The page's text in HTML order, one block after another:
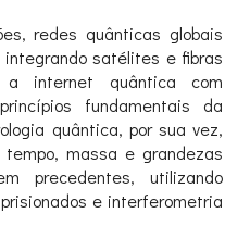
redes quânticas globais
satélites e fibras
a internet quântica com
fundamentais da
quântica, por sua vez,
massa e grandezas
precedentes, utilizando
e interferometria